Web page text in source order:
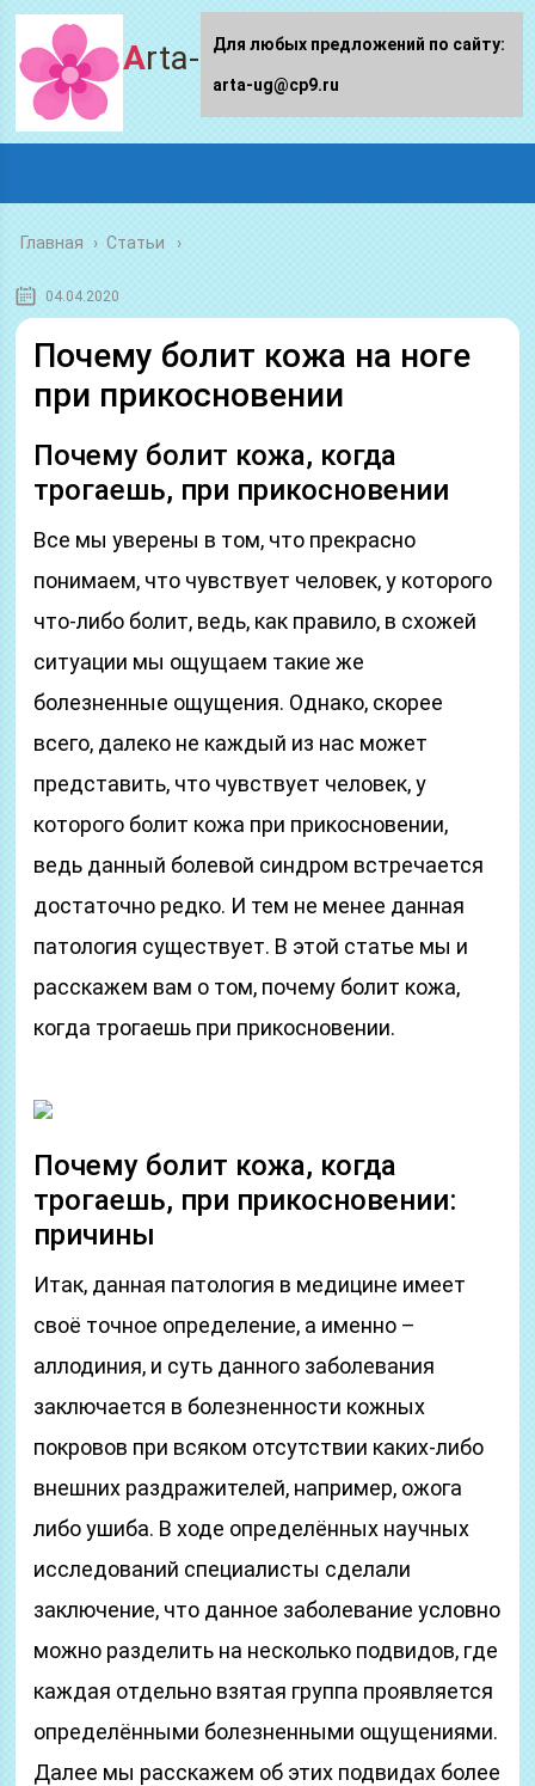
Arta-ug.ru
Главная › Статьи
04.04.2020
Почему болит кожа на ноге
при прикосновении
Почему болит кожа, когда
трогаешь, при прикосновении
Все мы уверены в том, что прекрасно
понимаем, что чувствует человек, у которого
что-либо болит, ведь, как правило, в схожей
ситуации мы ощущаем такие же
болезненные ощущения. Однако, скорее
всего, далеко не каждый из нас может
представить, что чувствует человек, у
которого болит кожа при прикосновении,
ведь данный болевой синдром встречается
достаточно редко. И тем не менее данная
патология существует. В этой статье мы и
расскажем вам о том, почему болит кожа,
когда трогаешь при прикосновении.
Почему болит кожа, когда
трогаешь, при прикосновении:
причины
Итак, данная патология в медицине имеет
своё точное определение, а именно –
аллодиния, и суть данного заболевания
заключается в болезненности кожных
покровов при всяком отсутствии каких-либо
внешних раздражителей, например, ожога
либо ушиба. В ходе определённых научных
исследований специалисты сделали
заключение, что данное заболевание условно
можно разделить на несколько подвидов, где
каждая отдельно взятая группа проявляется
определёнными болезненными ощущениями.
Далее мы расскажем об этих подвидах более
Для любых предложений по сайту:
arta-ug@cp9.ru